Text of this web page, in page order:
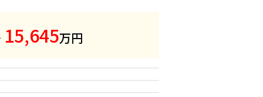
15,645万円